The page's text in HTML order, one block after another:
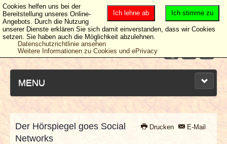
MENU
NEUESTE ARTIKEL Drucken E-Mail
Der Hörspiegel goes Social
Networks
Ich stimme zu
Ich lehne ab
Cookies helfen uns bei der
Bereitstellung unseres Online-
Angebots. Durch die Nutzung
unserer Dienste erklären Sie sich damit einverstanden, dass wir Cookies
setzen. Sie haben auch die Möglichkeit abzulehnen.
Datenschutzrichtlinie ansehen
Weitere Informationen zu Cookies und ePrivacy